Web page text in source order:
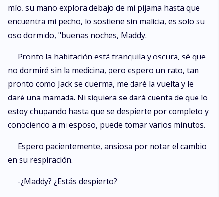
mío, su mano explora debajo de mi pijama hasta que
encuentra mi pecho, lo sostiene sin malicia, es solo su
oso dormido, "buenas noches, Maddy.
Pronto la habitación está tranquila y oscura, sé que
no dormiré sin la medicina, pero espero un rato, tan
pronto como Jack se duerma, me daré la vuelta y le
daré una mamada. Ni siquiera se dará cuenta de que lo
estoy chupando hasta que se despierte por completo y
conociendo a mi esposo, puede tomar varios minutos.
Espero pacientemente, ansiosa por notar el cambio
en su respiración.
-¿Maddy? ¿Estás despierto?